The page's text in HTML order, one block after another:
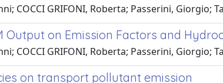
COCCI GRIFONI, Roberta; Passerini, Giorgio;
Output on Emission Factors and
COCCI GRIFONI, Roberta; Passerini, Giorgio;
on transport pollutant emission